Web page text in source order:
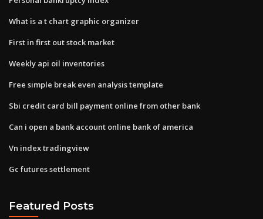
What is a t chart graphic organizer
First in first out stock market
Weekly api oil inventories
Free simple break even analysis template
Sbi credit card bill payment online from other bank
Can i open a bank account online bank of america
Vn index tradingview
Gc futures settlement
Featured Posts